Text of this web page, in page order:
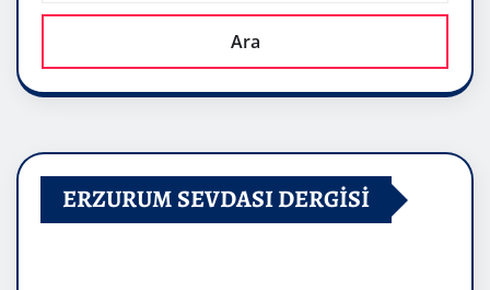
Ara
ERZURUM SEVDASI DERGİSİ